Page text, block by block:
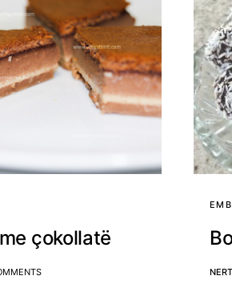
çokollatë